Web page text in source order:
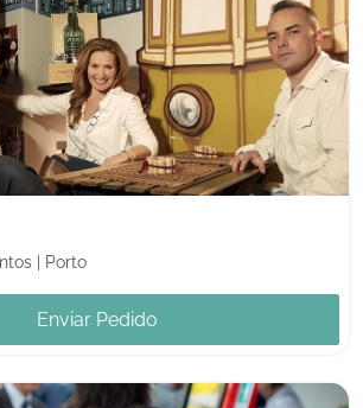
Porto
Enviar Pedido